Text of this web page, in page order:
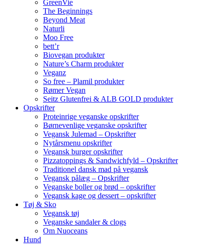
GreenVie
The Beginnings
Beyond Meat
Naturli
Moo Free
bett’r
Biovegan produkter
Nature’s Charm produkter
Veganz
So free – Plamil produkter
Rømer Vegan
Seitz Glutenfrei & ALB GOLD produkter
Opskrifter
Proteinrige veganske opskrifter
Børnevenlige veganske opskrifter
Vegansk Julemad – Opskrifter
Nytårsmenu opskrifter
Vegansk burger opskrifter
Pizzatoppings & Sandwichfyld – Opskrifter
Traditionel dansk mad på vegansk
Vegansk pålæg – Opskrifter
Veganske boller og brød – opskrifter
Vegansk kage og dessert – opskrifter
Tøj & Sko
Vegansk tøj
Veganske sandaler & clogs
Om Nuoceans
Hund